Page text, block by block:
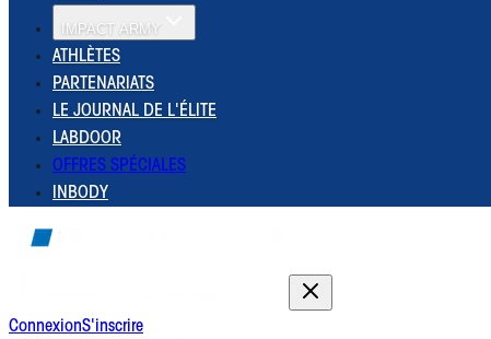
IMPACT ARMY
ATHLÈTES
PARTENARIATS
LE JOURNAL DE L'ÉLITE
LABDOOR
OFFRES SPÉCIALES
INBODY
ConnexionS'inscrire